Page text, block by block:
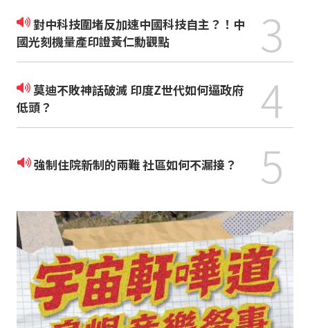
對中科技圍堵反加速中國科技自主？！中
國光刻機量產印證黃仁勳觀點
3
莫迪不敗神話破滅 印度Z世代如何逼政府
低頭？
4
強制住院新制的兩難 社區如何不漏接？ 5